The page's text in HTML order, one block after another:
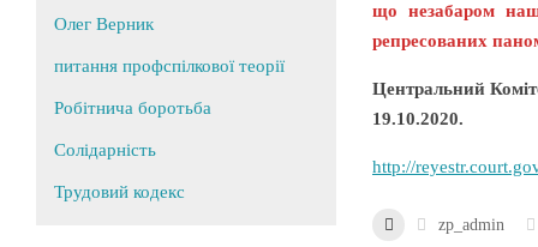
що незабаром
репресованих
Центральний
19.10.2020.
http://
zp_admin
Олег Верник
питання профспілкової теорії
Робітнича боротьба
Солідарність
Трудовий кодекс